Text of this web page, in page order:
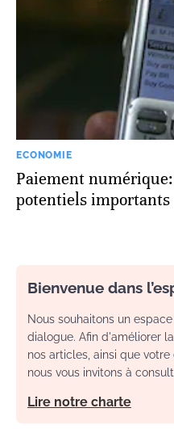
ECONOMIE
Paiement
potentiels
Bienvenue dans
Nous souhaitons un
dialogue. Afin d'améliorer
nos articles, ainsi que
nous vous invitons à
Lire notre charte